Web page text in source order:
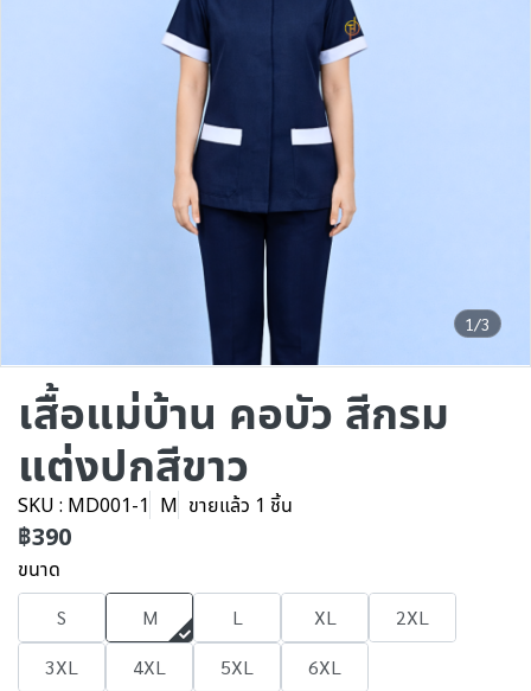
1/3
เสื้อแม่บ้าน คอบัว สีกรม
แต่งปกสีขาว
SKU : MD001-1 M ขายแล้ว 1 ชิ้น
฿390
ขนาด
S M L XL
2XL
3XL
4XL 5XL 6XL